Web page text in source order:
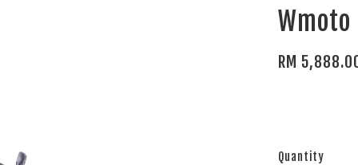
Wmoto
RM
Quantity